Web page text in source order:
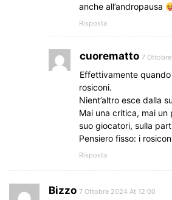
anche all’andropausa
Risposta
cuorematto 7
Effettivamente
rosiconi.
Nient’altro esce dalla
Mai una critica, mai un
suo giocatori, sulla
Pensiero fisso: i
Risposta
Bizzo 7 Ottobre 2024 At 12:00